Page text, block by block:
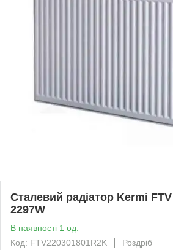
Сталевий радіатор Kermi
2297W
В наявності 1 од.
Код: FTV220301801R2K
Роздріб